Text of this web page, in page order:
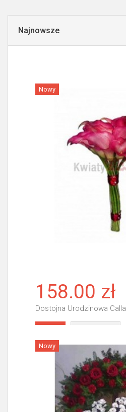
Najnowsze
Nowy
158.00 zł
Dostojna Urodzinowa Calla
Nowy